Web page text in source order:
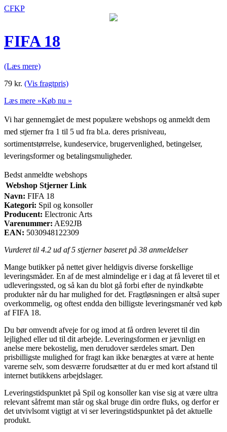
CFKP
FIFA 18
(Læs mere)
79 kr. (Vis fragtpris)
Læs mere »Køb nu »
Vi har gennemgået de mest populære webshops og anmeldt dem
med stjerner fra 1 til 5 ud fra bl.a. deres prisniveau,
sortimentstørrelse, kundeservice, brugervenlighed, betingelser,
leveringsformer og betalingsmuligheder.
Bedst anmeldte webshops
Webshop Stjerner Link
Navn: FIFA 18
Kategori: Spil og konsoller
Producent: Electronic Arts
Varenummer: AE92JB
EAN: 5030948122309
Vurderet til 4.2 ud af 5 stjerner baseret på 38 anmeldelser
Mange butikker på nettet giver heldigvis diverse forskellige
leveringsmåder. En af de mest almindelige er i dag at få leveret til et
udleveringssted, og så kan du blot gå forbi efter de nyindkøbte
produkter når du har mulighed for det. Fragtløsningen er altså super
overkommelig, og oftest endda den billigste leveringsmanér ved køb
af FIFA 18.
Du bør omvendt afveje for og imod at få ordren leveret til din
lejlighed eller ud til dit arbejde. Leveringsformen er jævnligt en
anelse mere bekostelig, men derudover særdeles smart. Den
prisbilligste mulighed for fragt kan ikke benægtes at være at hente
varerne selv, som desværre forudsætter at du er med kort afstand til
internet butikkens arbejdslager.
Leveringstidspunktet på Spil og konsoller kan vise sig at være ultra
relevant såfremt man står og skal bruge din ordre fluks, og derfor er
det utvivlsomt vigtigt at vi ser leveringstidspunktet på det aktuelle
produkt.